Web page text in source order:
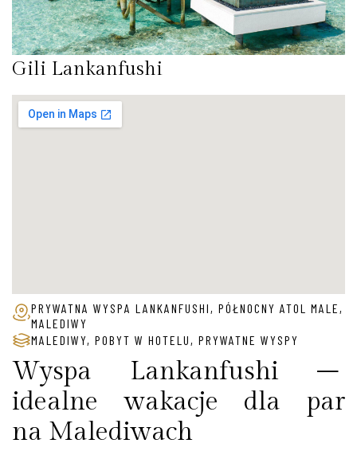
Gili Lankanfushi
PRYWATNA WYSPA LANKANFUSHI, PÓŁNOCNY ATOL MALE,
MALEDIWY
MALEDIWY, POBYT W HOTELU , PRYWATNE WYSPY
Wyspa Lankanfushi –
idealne wakacje dla par
na Malediwach